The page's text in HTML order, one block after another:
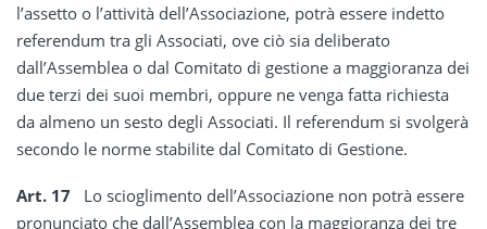
l’assetto o l’attività dell’Associazione, potrà essere indetto
referendum tra gli Associati, ove ciò sia deliberato
dall’Assemblea o dal Comitato di gestione a maggioranza dei
due terzi dei suoi membri, oppure ne venga fatta richiesta
da almeno un sesto degli Associati. Il referendum si svolgerà
secondo le norme stabilite dal Comitato di Gestione.
Art. 17 Lo scioglimento dell’Associazione non potrà essere
pronunciato che dall’Assemblea con la maggioranza dei tre